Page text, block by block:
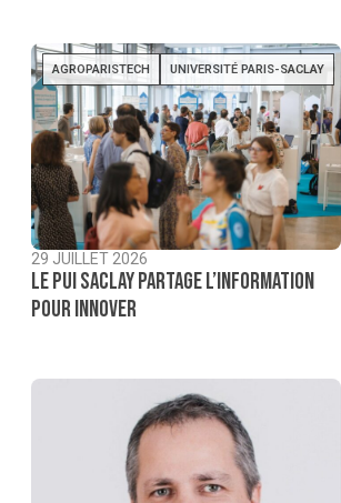
AGROPARISTECH UNIVERSITÉ PARIS-SACLAY
29 JUILLET 2026
Le PUI Saclay partage l’information
pour innover